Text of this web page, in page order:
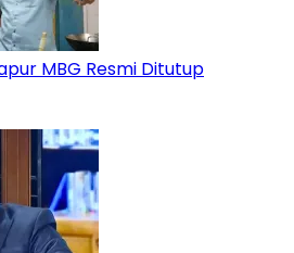
MBG Resmi Ditutup